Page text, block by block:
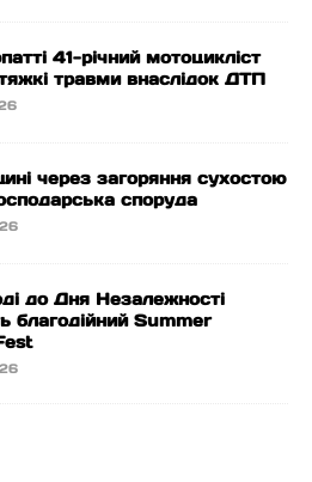
41-річний мотоцикліст
травми внаслідок ДТП
через загоряння сухостою
споруда
до Дня Незалежності
благодійний Summer